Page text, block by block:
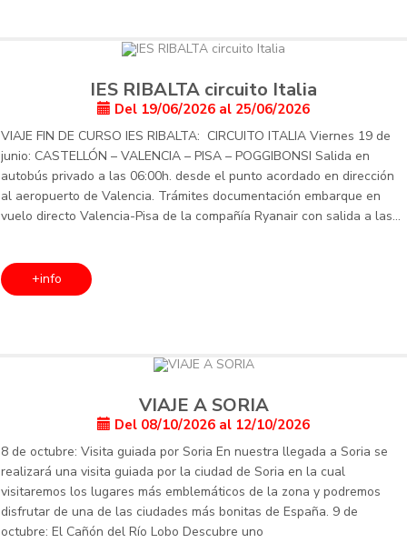
IES RIBALTA circuito Italia
Del 19/06/2026 al 25/06/2026
VIAJE FIN DE CURSO IES RIBALTA: CIRCUITO ITALIA Viernes 19 de
junio: CASTELLÓN – VALENCIA – PISA – POGGIBONSI Salida en
autobús privado a las 06:00h. desde el punto acordado en dirección
al aeropuerto de Valencia. Trámites documentación embarque en
vuelo directo Valencia-Pisa de la compañía Ryanair con salida a las
+info
VIAJE A SORIA
Del 08/10/2026 al 12/10/2026
8 de octubre: Visita guiada por Soria En nuestra llegada a Soria se
realizará una visita guiada por la ciudad de Soria en la cual
visitaremos los lugares más emblemáticos de la zona y podremos
disfrutar de una de las ciudades más bonitas de España. 9 de
octubre: El Cañón del Río Lobo Descubre uno